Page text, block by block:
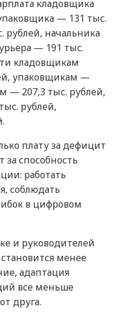
кладовщика
— 131 тыс.
рублей, начальника
— 191 тыс.
кладовщикам
упаковщикам —
— 207,3 тыс. рублей,
рублей,
плату за дефицит
за способность
работать
соблюдать
в цифровом
и руководителей
менее
адаптация
все меньше
друга.